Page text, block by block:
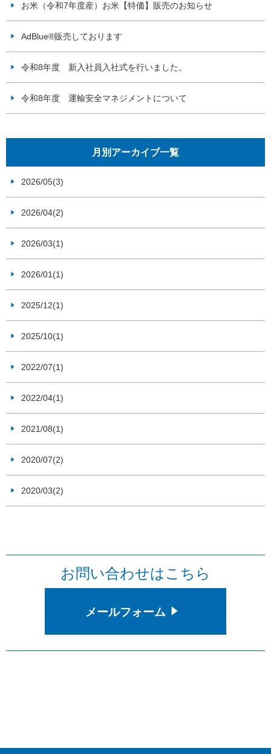
お米（令和7年度産）お米【特価】販売のお知らせ
AdBlue®販売しております
令和8年度 新入社員入社式を行いました。
令和8年度 運輸安全マネジメントについて
月別アーカイブ一覧
2026/05(3)
2026/04(2)
2026/03(1)
2026/01(1)
2025/12(1)
2025/10(1)
2022/07(1)
2022/04(1)
2021/08(1)
2020/07(2)
2020/03(2)
お問い合わせはこちら
メールフォーム